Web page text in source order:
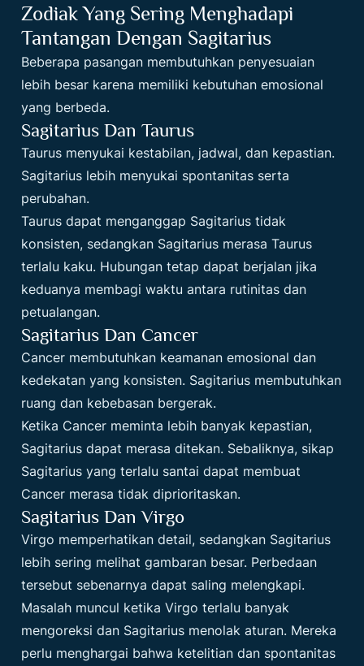
Zodiak Yang Sering Menghadapi
Tantangan Dengan Sagitarius
Beberapa pasangan membutuhkan penyesuaian
lebih besar karena memiliki kebutuhan emosional
yang berbeda.
Sagitarius Dan Taurus
Taurus menyukai kestabilan, jadwal, dan kepastian.
Sagitarius lebih menyukai spontanitas serta
perubahan.
Taurus dapat menganggap Sagitarius tidak
konsisten, sedangkan Sagitarius merasa Taurus
terlalu kaku. Hubungan tetap dapat berjalan jika
keduanya membagi waktu antara rutinitas dan
petualangan.
Sagitarius Dan Cancer
Cancer membutuhkan keamanan emosional dan
kedekatan yang konsisten. Sagitarius membutuhkan
ruang dan kebebasan bergerak.
Ketika Cancer meminta lebih banyak kepastian,
Sagitarius dapat merasa ditekan. Sebaliknya, sikap
Sagitarius yang terlalu santai dapat membuat
Cancer merasa tidak diprioritaskan.
Sagitarius Dan Virgo
Virgo memperhatikan detail, sedangkan Sagitarius
lebih sering melihat gambaran besar. Perbedaan
tersebut sebenarnya dapat saling melengkapi.
Masalah muncul ketika Virgo terlalu banyak
mengoreksi dan Sagitarius menolak aturan. Mereka
perlu menghargai bahwa ketelitian dan spontanitas